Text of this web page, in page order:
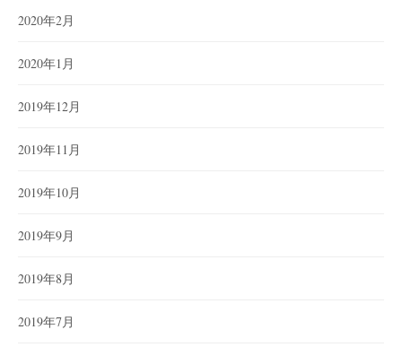
2020年2月
2020年1月
2019年12月
2019年11月
2019年10月
2019年9月
2019年8月
2019年7月